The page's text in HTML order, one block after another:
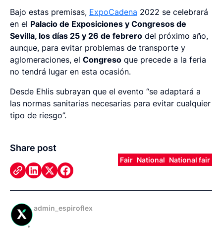
Bajo estas premisas, ExpoCadena 2022 se celebrará
en el Palacio de Exposiciones y Congresos de
Sevilla, los días 25 y 26 de febrero del próximo año,
aunque, para evitar problemas de transporte y
aglomeraciones, el Congreso que precede a la feria
no tendrá lugar en esta ocasión.
Desde Ehlis subrayan que el evento “se adaptará a
las normas sanitarias necesarias para evitar cualquier
tipo de riesgo”.
Share post
Fair National National fair
admin_espiroflex